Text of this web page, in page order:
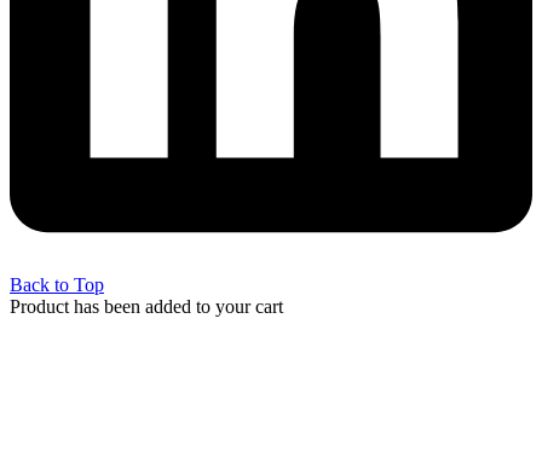
Back to Top
Product has been added to your cart